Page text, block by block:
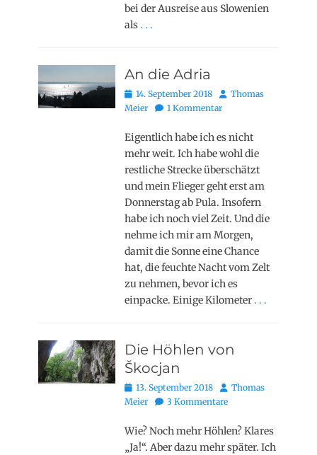
bei der Ausreise aus Slowenien
als . . .
An die Adria
Posted
on
14. September 2018 AutorThomas
Meier
1 Kommentar
Eigentlich habe ich es nicht
mehr weit. Ich habe wohl die
restliche Strecke überschätzt
und mein Flieger geht erst am
Donnerstag ab Pula. Insofern
habe ich noch viel Zeit. Und die
nehme ich mir am Morgen,
damit die Sonne eine Chance
hat, die feuchte Nacht vom Zelt
zu nehmen, bevor ich es
einpacke. Einige Kilometer . . .
Die Höhlen von
Škocjan
Posted
on
13. September 2018 AutorThomas
Meier
3 Kommentare
Wie? Noch mehr Höhlen? Klares
„Ja!“. Aber dazu mehr später. Ich